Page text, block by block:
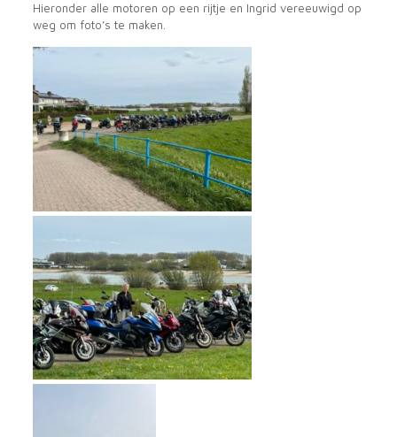
Hieronder alle motoren op een rijtje en Ingrid vereeuwigd op
weg om foto’s te maken.